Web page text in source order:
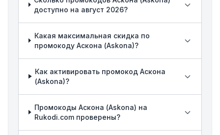
доступно на август 2026?
Какая максимальная скидка по
промокоду Аскона (Askona)?
Как активировать промокод Аскона
(Askona)?
Промокоды Аскона (Askona) на
Rukodi.com проверены?